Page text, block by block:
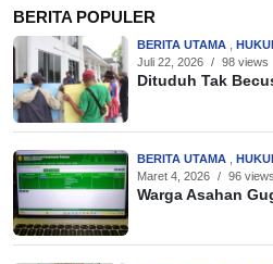
BERITA POPULER
BERITA UTAMA
Juli 22, 2026 / 98 views
Dituduh Tak
BERITA UTAMA
Maret 4, 2026 / 96 views
Warga Asahan